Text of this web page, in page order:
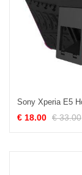
€ 18.00 € 33.00